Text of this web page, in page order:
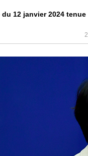
12 janvier 2024